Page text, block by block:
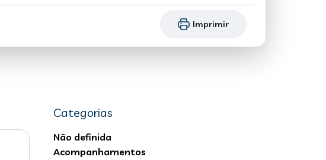
Imprimir
Categorias
Não definida
Acompanhamentos